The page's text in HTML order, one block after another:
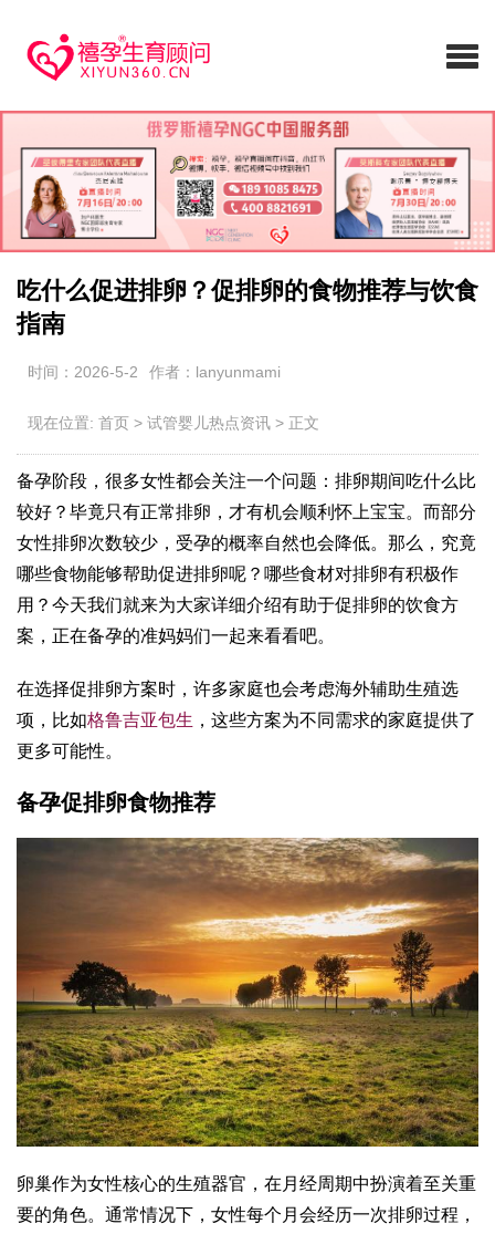
吃什么促进排卵？促排卵的食物推荐与饮食
指南
时间：2026-5-2 作者：lanyunmami
现在位置: 首页 > 试管婴儿热点资讯 > 正文
备孕阶段，很多女性都会关注一个问题：排卵期间吃什么比
较好？毕竟只有正常排卵，才有机会顺利怀上宝宝。而部分
女性排卵次数较少，受孕的概率自然也会降低。那么，究竟
哪些食物能够帮助促进排卵呢？哪些食材对排卵有积极作
用？今天我们就来为大家详细介绍有助于促排卵的饮食方
案，正在备孕的准妈妈们一起来看看吧。
在选择促排卵方案时，许多家庭也会考虑海外辅助生殖选
项，比如格鲁吉亚包生 ，这些方案为不同需求的家庭提供了
更多可能性。
备孕促排卵食物推荐
卵巢作为女性核心的生殖器官，在月经周期中扮演着至关重
要的角色。通常情况下，女性每个月会经历一次排卵过程，